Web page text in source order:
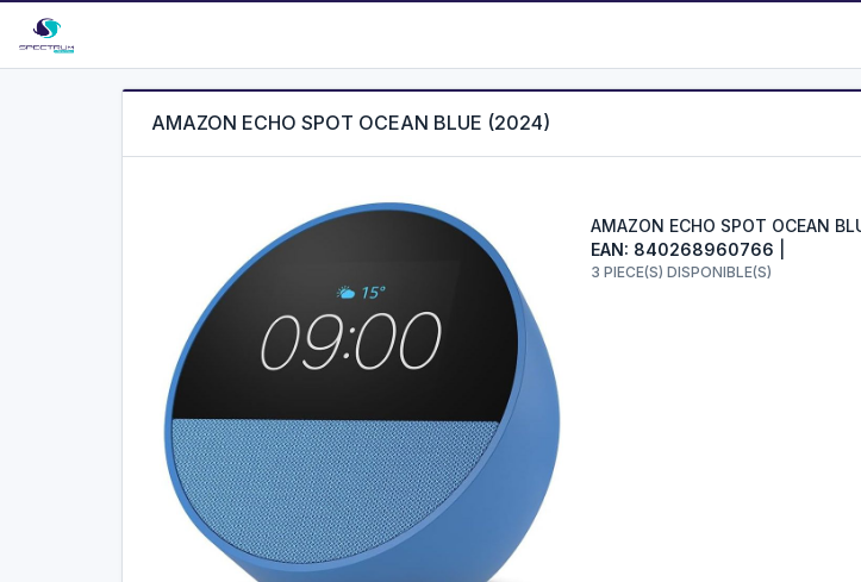
AMAZON ECHO SPOT OCEAN BLUE (2024)
AMAZON ECHO SPOT OCEAN
EAN: 840268960766
3 PIECE(S) DISPONIBLE(S)